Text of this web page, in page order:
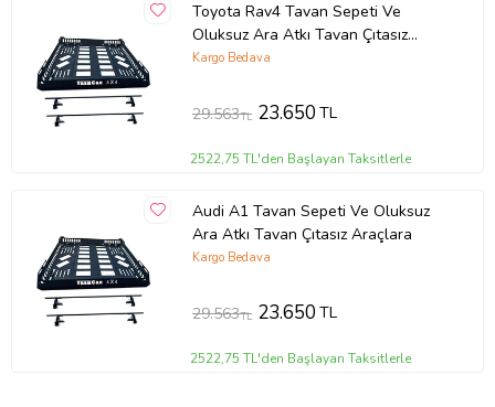
Toyota Rav4 Tavan Sepeti Ve
Oluksuz Ara Atkı Tavan Çıtasız
Araçlara
Kargo Bedava
29.563TL 23.650TL
2522,75 TL'den Başlayan Taksitlerle
Audi A1 Tavan Sepeti Ve Oluksuz
Ara Atkı Tavan Çıtasız Araçlara
Kargo Bedava
29.563TL 23.650TL
2522,75 TL'den Başlayan Taksitlerle